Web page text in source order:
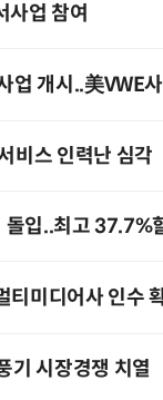
사업 참여
업 개시..美VWE
비스 인력난 심각
돌입..최고 37.7%
티미디어사 인수
기 시장경쟁 치열